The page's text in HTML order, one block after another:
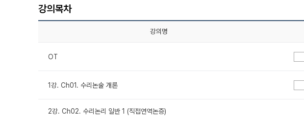
강의목차
강의명
OT
1강. Ch01. 수리논술 개론
2강. Ch02. 수리논리 일반 1 (직접연역논증)